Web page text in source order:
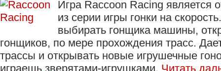
Игра Raccoon Racing является
из серии игры гонки на
выбирать гонщика машины,
гонщиков, по мере прохождения трасс.
трассы и открывать новые игрушечные
играешь зверятами-игрушками. Читать